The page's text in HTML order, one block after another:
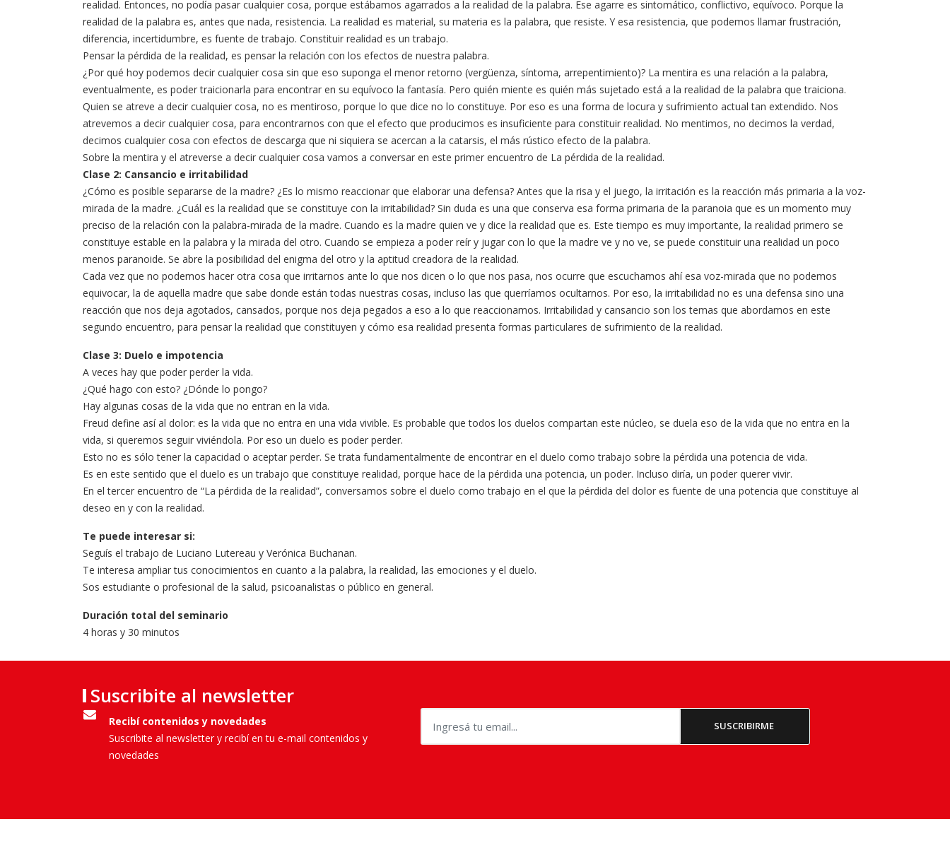
realidad. Entonces, no podía pasar cualquier cosa, porque estábamos agarrados a la realidad de la palabra. Ese agarre es sintomático, conflictivo, equívoco. Porque la
realidad de la palabra es, antes que nada, resistencia. La realidad es material, su materia es la palabra, que resiste. Y esa resistencia, que podemos llamar frustración,
diferencia, incertidumbre, es fuente de trabajo. Constituir realidad es un trabajo.
Pensar la pérdida de la realidad, es pensar la relación con los efectos de nuestra palabra.
¿Por qué hoy podemos decir cualquier cosa sin que eso suponga el menor retorno (vergüenza, síntoma, arrepentimiento)? La mentira es una relación a la palabra,
eventualmente, es poder traicionarla para encontrar en su equívoco la fantasía. Pero quién miente es quién más sujetado está a la realidad de la palabra que traiciona.
Quien se atreve a decir cualquier cosa, no es mentiroso, porque lo que dice no lo constituye. Por eso es una forma de locura y sufrimiento actual tan extendido. Nos
atrevemos a decir cualquier cosa, para encontrarnos con que el efecto que producimos es insuficiente para constituir realidad. No mentimos, no decimos la verdad,
decimos cualquier cosa con efectos de descarga que ni siquiera se acercan a la catarsis, el más rústico efecto de la palabra.
Sobre la mentira y el atreverse a decir cualquier cosa vamos a conversar en este primer encuentro de La pérdida de la realidad.
Clase 2: Cansancio e irritabilidad
¿Cómo es posible separarse de la madre? ¿Es lo mismo reaccionar que elaborar una defensa? Antes que la risa y el juego, la irritación es la reacción más primaria a la voz-
mirada de la madre. ¿Cuál es la realidad que se constituye con la irritabilidad? Sin duda es una que conserva esa forma primaria de la paranoia que es un momento muy
preciso de la relación con la palabra-mirada de la madre. Cuando es la madre quien ve y dice la realidad que es. Este tiempo es muy importante, la realidad primero se
constituye estable en la palabra y la mirada del otro. Cuando se empieza a poder reír y jugar con lo que la madre ve y no ve, se puede constituir una realidad un poco
menos paranoide. Se abre la posibilidad del enigma del otro y la aptitud creadora de la realidad.
Cada vez que no podemos hacer otra cosa que irritarnos ante lo que nos dicen o lo que nos pasa, nos ocurre que escuchamos ahí esa voz-mirada que no podemos
equivocar, la de aquella madre que sabe donde están todas nuestras cosas, incluso las que querríamos ocultarnos. Por eso, la irritabilidad no es una defensa sino una
reacción que nos deja agotados, cansados, porque nos deja pegados a eso a lo que reaccionamos. Irritabilidad y cansancio son los temas que abordamos en este
segundo encuentro, para pensar la realidad que constituyen y cómo esa realidad presenta formas particulares de sufrimiento de la realidad.
Clase 3: Duelo e impotencia
A veces hay que poder perder la vida.
¿Qué hago con esto? ¿Dónde lo pongo?
Hay algunas cosas de la vida que no entran en la vida.
Freud define así al dolor: es la vida que no entra en una vida vivible. Es probable que todos los duelos compartan este núcleo, se duela eso de la vida que no entra en la
vida, si queremos seguir viviéndola. Por eso un duelo es poder perder.
Esto no es sólo tener la capacidad o aceptar perder. Se trata fundamentalmente de encontrar en el duelo como trabajo sobre la pérdida una potencia de vida.
Es en este sentido que el duelo es un trabajo que constituye realidad, porque hace de la pérdida una potencia, un poder. Incluso diría, un poder querer vivir.
En el tercer encuentro de “La pérdida de la realidad”, conversamos sobre el duelo como trabajo en el que la pérdida del dolor es fuente de una potencia que constituye al
deseo en y con la realidad.
Te puede interesar si:
Seguís el trabajo de Luciano Lutereau y Verónica Buchanan.
Te interesa ampliar tus conocimientos en cuanto a la palabra, la realidad, las emociones y el duelo.
Sos estudiante o profesional de la salud, psicoanalistas o público en general.
Duración total del seminario
4 horas y 30 minutos
Suscribite al newsletter
Recibí contenidos y novedades
Suscribite al newsletter y recibí en tu e-mail contenidos y
novedades